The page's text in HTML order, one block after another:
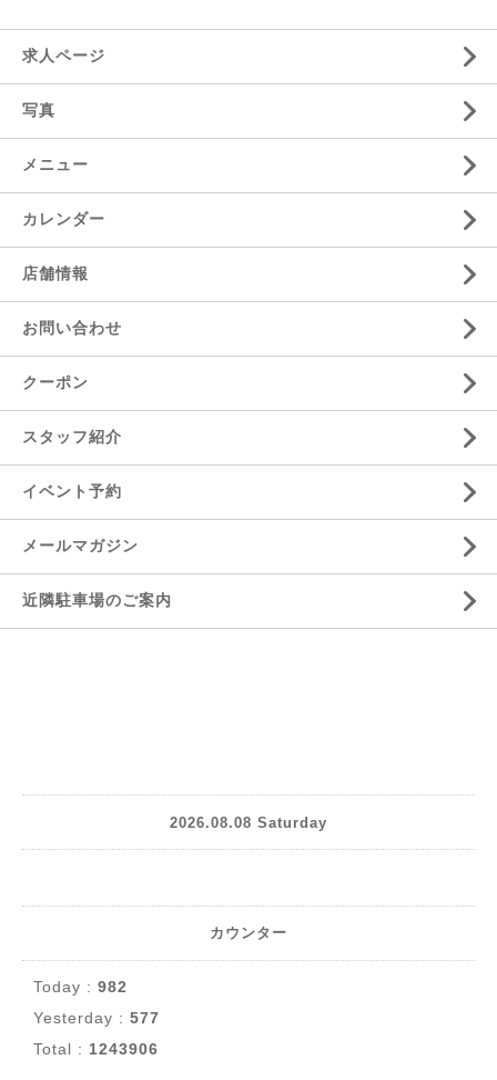
求人ページ
写真
メニュー
カレンダー
店舗情報
お問い合わせ
クーポン
スタッフ紹介
イベント予約
メールマガジン
近隣駐車場のご案内
2026.08.08 Saturday
カウンター
Today : 982
Yesterday : 577
Total : 1243906